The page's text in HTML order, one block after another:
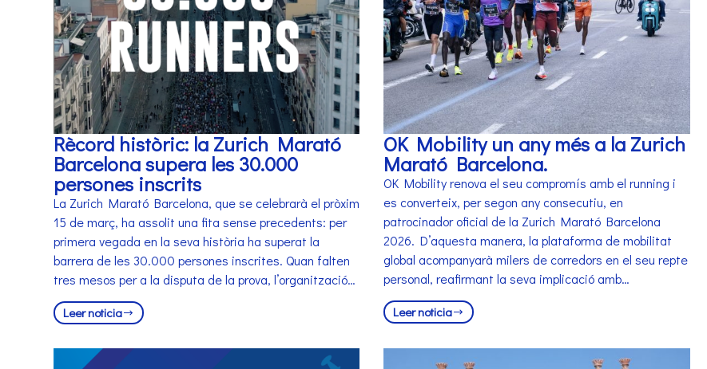
Rècord històric: la Zurich Marató
Barcelona supera les 30.000
persones inscrits
La Zurich Marató Barcelona, que se celebrarà el pròxim
15 de març, ha assolit una fita sense precedents: per
primera vegada en la seva història ha superat la
barrera de les 30.000 persones inscrites. Quan falten
tres mesos per a la disputa de la prova, l’organització…
Leer noticia
OK Mobility un any més a la Zurich
Marató Barcelona.
OK Mobility renova el seu compromís amb el running i
es converteix, per segon any consecutiu, en
patrocinador oficial de la Zurich Marató Barcelona
2026. D’aquesta manera, la plataforma de mobilitat
global acompanyarà milers de corredors en el seu repte
personal, reafirmant la seva implicació amb…
Leer noticia